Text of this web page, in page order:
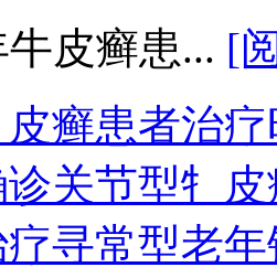
皮癣患... [
癣患者治
关节型牜
寻常型老